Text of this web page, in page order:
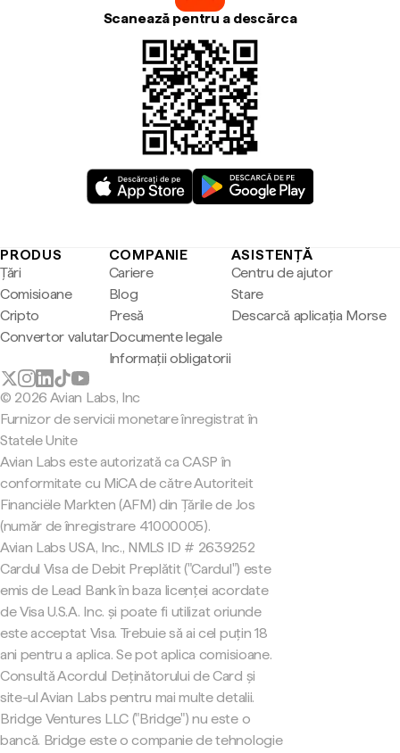
Scanează pentru a descărca
PRODUS
Țări
Comisioane
Cripto
Convertor valutar
COMPANIE
Cariere
Blog
Presă
Documente legale
Informații obligatorii
ASISTENȚĂ
Centru de ajutor
Stare
Descarcă aplicația Morse
© 2026 Avian Labs, Inc
Furnizor de servicii monetare înregistrat în
Statele Unite
Avian Labs este autorizată ca CASP în
conformitate cu MiCA de către Autoriteit
Financiële Markten (AFM) din Țările de Jos
(număr de înregistrare 41000005).
Avian Labs USA, Inc., NMLS ID # 2639252
Cardul Visa de Debit Preplătit ("Cardul") este
emis de Lead Bank în baza licenței acordate
de Visa U.S.A. Inc. și poate fi utilizat oriunde
este acceptat Visa. Trebuie să ai cel puțin 18
ani pentru a aplica. Se pot aplica comisioane.
Consultă Acordul Deținătorului de Card și
site-ul Avian Labs pentru mai multe detalii.
Bridge Ventures LLC ("Bridge") nu este o
bancă. Bridge este o companie de tehnologie